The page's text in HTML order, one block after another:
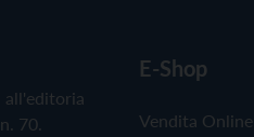
all'editoria
70.
E-Shop
Vendita Online